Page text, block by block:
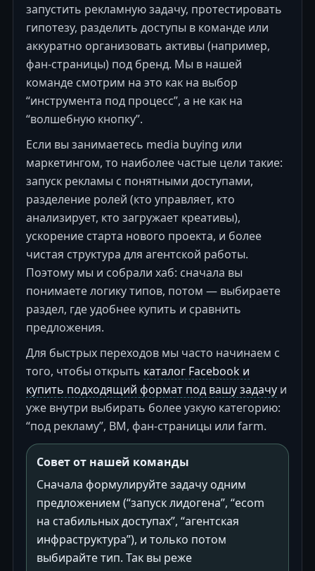
запустить рекламную задачу, протестировать
гипотезу, разделить доступы в команде или
аккуратно организовать активы (например,
фан-страницы) под бренд. Мы в нашей
команде смотрим на это как на выбор
“инструмента под процесс”, а не как на
“волшебную кнопку”.
Если вы занимаетесь media buying или
маркетингом, то наиболее частые цели такие:
запуск рекламы с понятными доступами,
разделение ролей (кто управляет, кто
анализирует, кто загружает креативы),
ускорение старта нового проекта, и более
чистая структура для агентской работы.
Поэтому мы и собрали хаб: сначала вы
понимаете логику типов, потом — выбираете
раздел, где удобнее купить и сравнить
предложения.
Для быстрых переходов мы часто начинаем с
того, чтобы открыть каталог Facebook и
купить подходящий формат под вашу задачу и
уже внутри выбирать более узкую категорию:
“под рекламу”, BM, фан-страницы или farm.
Совет от нашей команды
Сначала формулируйте задачу одним
предложением (“запуск лидогена”, “ecom
на стабильных доступах”, “агентская
инфраструктура”), и только потом
выбирайте тип. Так вы реже